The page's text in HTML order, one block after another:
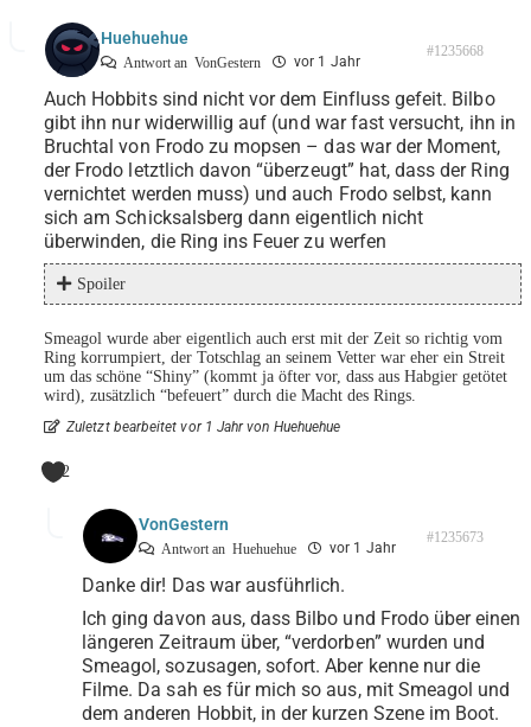
Huehuehue
Antwort an VonGestern vor 1 Jahr
#1235668
Auch Hobbits sind nicht vor dem Einfluss gefeit. Bilbo
gibt ihn nur widerwillig auf (und war fast versucht, ihn in
Bruchtal von Frodo zu mopsen – das war der Moment,
der Frodo letztlich davon “überzeugt” hat, dass der Ring
vernichtet werden muss) und auch Frodo selbst, kann
sich am Schicksalsberg dann eigentlich nicht
überwinden, die Ring ins Feuer zu werfen
Spoiler
Smeagol wurde aber eigentlich auch erst mit der Zeit so richtig vom
Ring korrumpiert, der Totschlag an seinem Vetter war eher ein Streit
um das schöne “Shiny” (kommt ja öfter vor, dass aus Habgier getötet
wird), zusätzlich “befeuert” durch die Macht des Rings.
Zuletzt bearbeitet vor 1 Jahr von Huehuehue
2
VonGestern
Antwort an Huehuehue vor 1 Jahr
#1235673
Danke dir! Das war ausführlich.
Ich ging davon aus, dass Bilbo und Frodo über einen
längeren Zeitraum über, “verdorben” wurden und
Smeagol, sozusagen, sofort. Aber kenne nur die
Filme. Da sah es für mich so aus, mit Smeagol und
dem anderen Hobbit, in der kurzen Szene im Boot.